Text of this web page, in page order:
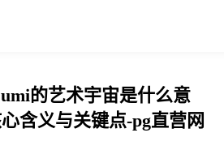
的艺术宇宙是什么意
含义与关键点-pg直营网